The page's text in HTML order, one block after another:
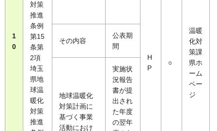
1
0
対策
推進
条例
第15
条第
2項
埼玉
県地
球温
暖化
対策
推進
温暖
化対
策課
県ホ
ーム
ペー
ジ
H
P
○
その内容
公表期
間
地球温暖化
対策計画に
基づく事業
活動におけ
実施状
況報告
書が提
出され
た年度
の翌年